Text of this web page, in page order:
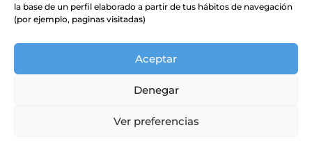
la base de un perfil elaborado a partir de tus hábitos de navegación
(por ejemplo, paginas visitadas)
Aceptar
Denegar
Ver preferencias